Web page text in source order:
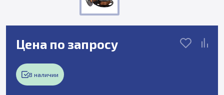
Цена по запросу
В наличии